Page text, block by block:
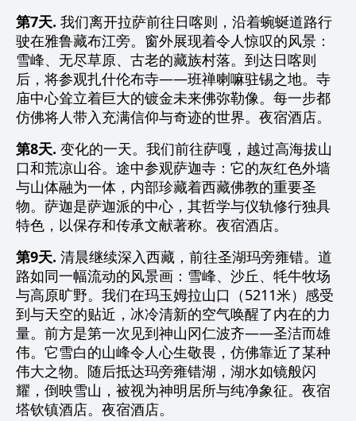
第7天. 我们离开拉萨前往日喀则，沿着蜿蜒道路行
驶在雅鲁藏布江旁。窗外展现着令人惊叹的风景：
雪峰、无尽草原、古老的藏族村落。到达日喀则
后，将参观扎什伦布寺——班禅喇嘛驻锡之地。寺
庙中心耸立着巨大的镀金未来佛弥勒像。每一步都
仿佛将人带入充满信仰与奇迹的世界。夜宿酒店。
第8天. 变化的一天。我们前往萨嘎，越过高海拔山
口和荒凉山谷。途中参观萨迦寺：它的灰红色外墙
与山体融为一体，内部珍藏着西藏佛教的重要圣
物。萨迦是萨迦派的中心，其哲学与仪轨修行独具
特色，以保存和传承文献著称。夜宿酒店。
第9天. 清晨继续深入西藏，前往圣湖玛旁雍错。道
路如同一幅流动的风景画：雪峰、沙丘、牦牛牧场
与高原旷野。我们在玛玉姆拉山口（5211米）感受
到与天空的贴近，冰冷清新的空气唤醒了内在的力
量。前方是第一次见到神山冈仁波齐——圣洁而雄
伟。它雪白的山峰令人心生敬畏，仿佛靠近了某种
伟大之物。随后抵达玛旁雍错湖，湖水如镜般闪
耀，倒映雪山，被视为神明居所与纯净象征。夜宿
塔钦镇酒店。夜宿酒店。